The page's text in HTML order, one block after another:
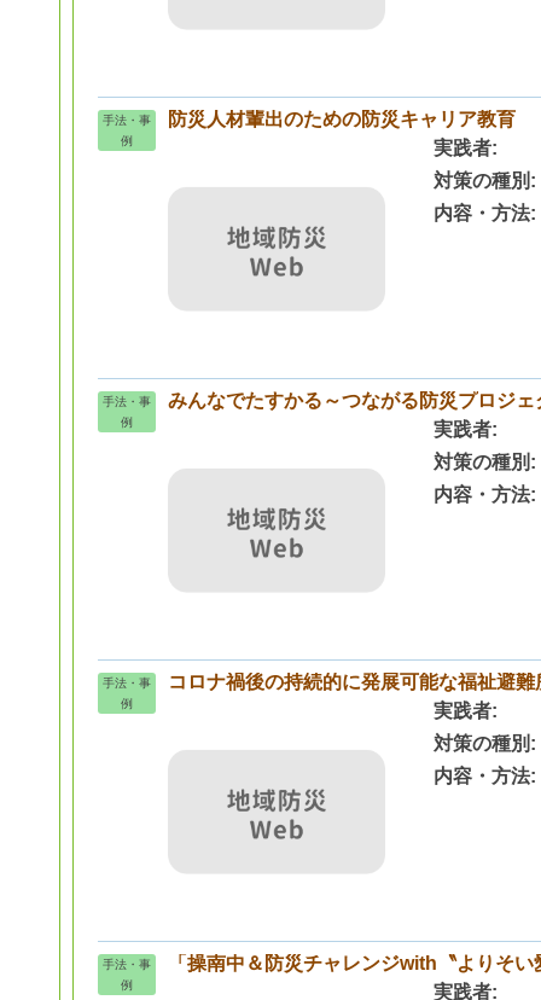
手法・事
例
防災人材輩出のための防災キャリア教育
実践者
対策の種別
内容・方法
手法・事
例
みんなでたすかる～つながる防災プロジェ
実践者
対策の種別
内容・方法
手法・事
例
コロナ禍後の持続的に発展可能な福祉避難
実践者
対策の種別
内容・方法
手法・事
例
「操南中＆防災チャレンジwith〝よりそい
実践者